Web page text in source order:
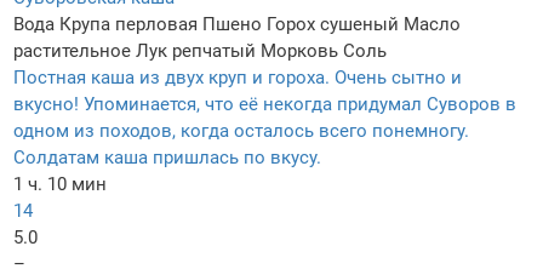
Вода Крупа перловая Пшено Горох сушеный Масло
растительное Лук репчатый Морковь Соль
Постная каша из двух круп и гороха. Очень сытно и
вкусно! Упоминается, что её некогда придумал Суворов в
одном из походов, когда осталось всего понемногу.
Солдатам каша пришлась по вкусу.
1 ч. 10 мин
14
5.0